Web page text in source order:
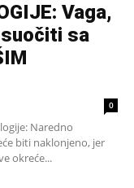
Vaga,
sa
0
Naredno
biti naklonjeno, jer
okreće...